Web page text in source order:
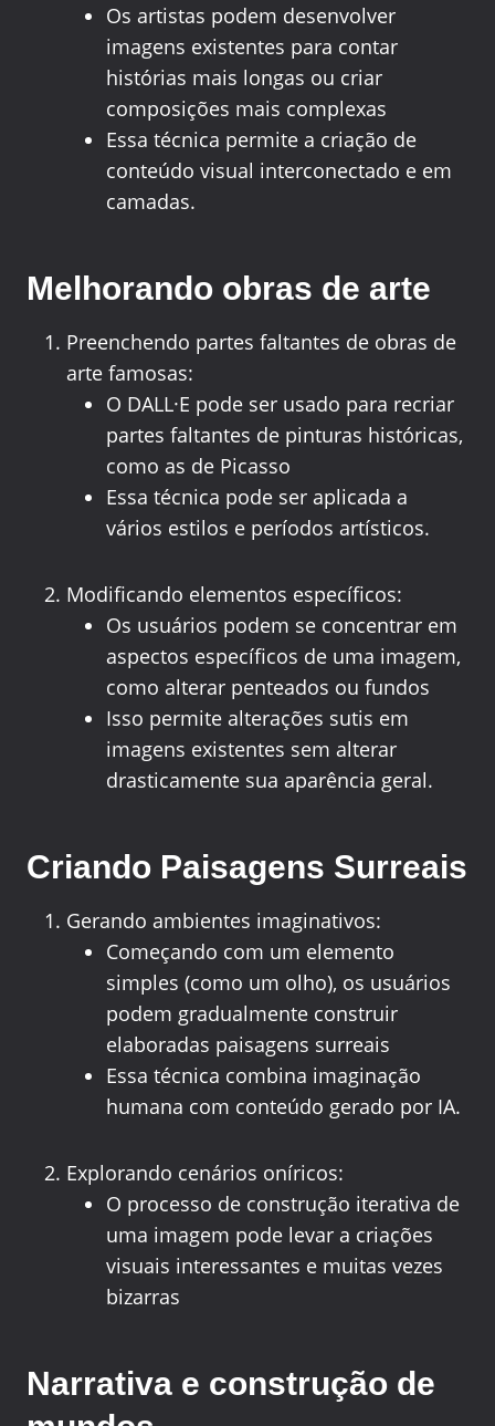
Os artistas podem desenvolver
imagens existentes para contar
histórias mais longas ou criar
composições mais complexas
Essa técnica permite a criação de
conteúdo visual interconectado e em
camadas.
Melhorando obras de arte
Preenchendo partes faltantes de obras de
arte famosas:
O DALL·E pode ser usado para recriar
partes faltantes de pinturas históricas,
como as de Picasso
Essa técnica pode ser aplicada a
vários estilos e períodos artísticos.
Modificando elementos específicos:
Os usuários podem se concentrar em
aspectos específicos de uma imagem,
como alterar penteados ou fundos
Isso permite alterações sutis em
imagens existentes sem alterar
drasticamente sua aparência geral.
Criando Paisagens Surreais
Gerando ambientes imaginativos:
Começando com um elemento
simples (como um olho), os usuários
podem gradualmente construir
elaboradas paisagens surreais
Essa técnica combina imaginação
humana com conteúdo gerado por IA.
Explorando cenários oníricos:
O processo de construção iterativa de
uma imagem pode levar a criações
visuais interessantes e muitas vezes
bizarras
Narrativa e construção de